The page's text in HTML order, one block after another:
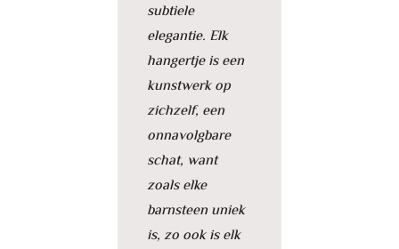
subtiele
elegantie. Elk
hangertje is een
kunstwerk op
zichzelf, een
onnavolgbare
schat, want
zoals elke
barnsteen uniek
is, zo ook is elk